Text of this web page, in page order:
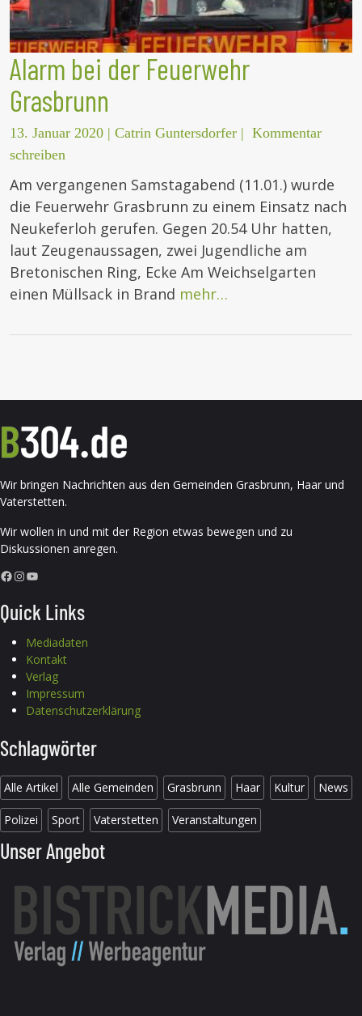
Alarm bei der Feuerwehr
Grasbrunn
13. Januar 2020 | Catrin Guntersdorfer | Kommentar
schreiben
Am vergangenen Samstagabend (11.01.) wurde
die Feuerwehr Grasbrunn zu einem Einsatz nach
Neukeferloh gerufen. Gegen 20.54 Uhr hatten,
laut Zeugenaussagen, zwei Jugendliche am
Bretonischen Ring, Ecke Am Weichselgarten
einen Müllsack in Brand mehr…
Wir bringen Nachrichten aus den Gemeinden Grasbrunn, Haar und
Vaterstetten.
Wir wollen in und mit der Region etwas bewegen und zu
Diskussionen anregen.
Facebook InstagramYouTube
Quick Links
Mediadaten
Kontakt
Verlag
Impressum
Datenschutzerklärung
Schlagwörter
Alle Artikel Alle Gemeinden Grasbrunn Haar Kultur News
Polizei Sport Vaterstetten Veranstaltungen
Unser Angebot